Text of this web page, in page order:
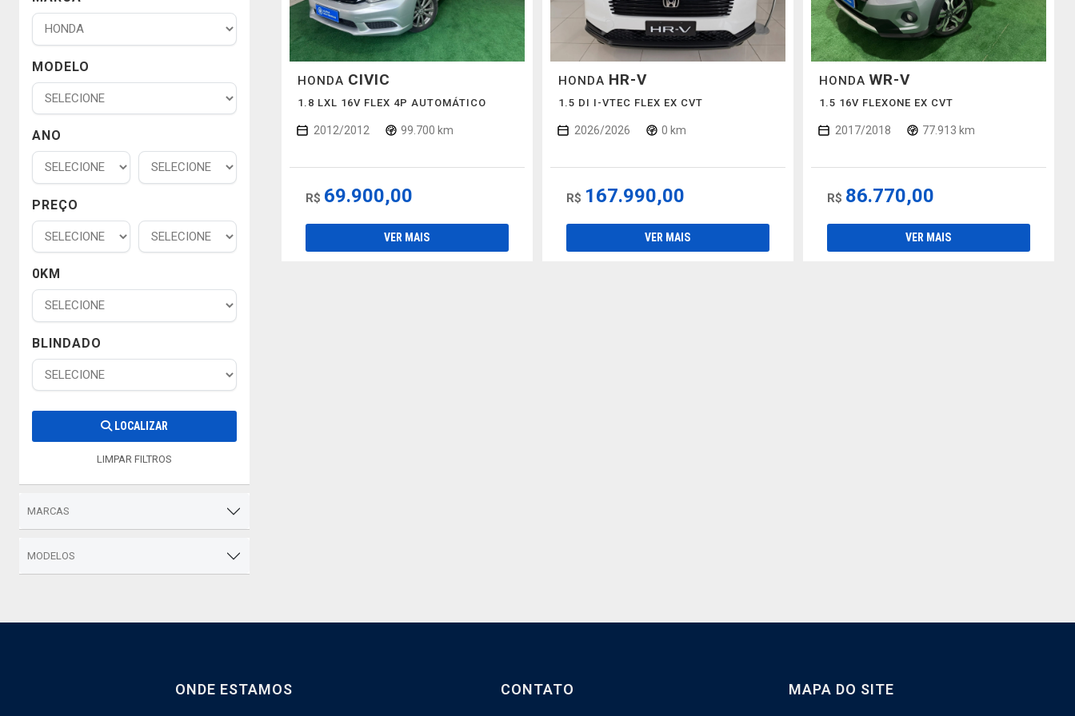
MODELO
ANO
PREÇO
0KM
BLINDADO
LOCALIZAR
LIMPAR FILTROS
MARCAS
MODELOS
HONDA CIVIC
1.8 LXL 16V FLEX 4P AUTOMÁTICO
2012/2012 99.700 km
R$ 69.900,00
VER MAIS
HONDA HR-V
1.5 DI I-VTEC FLEX EX CVT
2026/2026 0 km
R$ 167.990,00
VER MAIS
HONDA WR-V
1.5 16V FLEXONE EX CVT
2017/2018 77.913 km
R$ 86.770,00
VER MAIS
ONDE ESTAMOS CONTATO MAPA DO SITE